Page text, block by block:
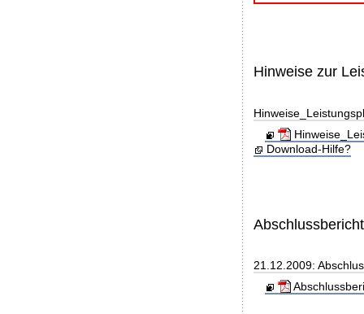
Hinweise zur
Download-Hilfe?
21.12.2009: